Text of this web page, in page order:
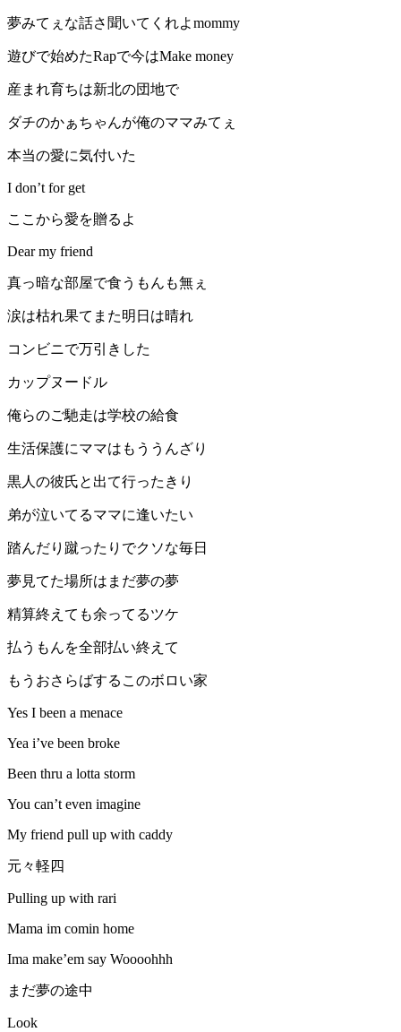
夢みてぇな話さ聞いてくれよmommy
遊びで始めたRapで今はMake money
産まれ育ちは新北の団地で
ダチのかぁちゃんが俺のママみてぇ
本当の愛に気付いた
I don’t for get
ここから愛を贈るよ
Dear my friend
真っ暗な部屋で食うもんも無ぇ
涙は枯れ果てまた明日は晴れ
コンビニで万引きした
カップヌードル
俺らのご馳走は学校の給食
生活保護にママはもううんざり
黒人の彼氏と出て行ったきり
弟が泣いてるママに逢いたい
踏んだり蹴ったりでクソな毎日
夢見てた場所はまだ夢の夢
精算終えても余ってるツケ
払うもんを全部払い終えて
もうおさらばするこのボロい家
Yes I been a menace
Yea i’ve been broke
Been thru a lotta storm
You can’t even imagine
My friend pull up with caddy
元々軽四
Pulling up with rari
Mama im comin home
Ima make’em say Woooohhh
まだ夢の途中
Look